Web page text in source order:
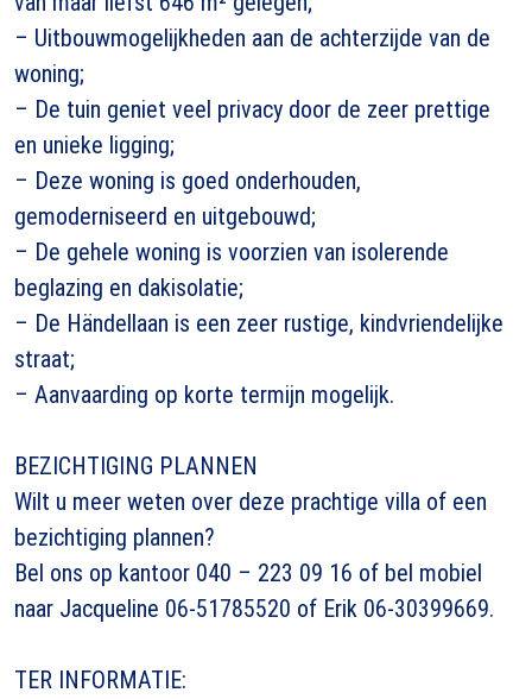
– Uitbouwmogelijkheden aan de achterzijde van de
woning;
– De tuin geniet veel privacy door de zeer prettige
en unieke ligging;
– Deze woning is goed onderhouden,
gemoderniseerd en uitgebouwd;
– De gehele woning is voorzien van isolerende
beglazing en dakisolatie;
– De Händellaan is een zeer rustige, kindvriendelijke
straat;
– Aanvaarding op korte termijn mogelijk.
BEZICHTIGING PLANNEN
Wilt u meer weten over deze prachtige villa of een
bezichtiging plannen?
Bel ons op kantoor 040 – 223 09 16 of bel mobiel
naar Jacqueline 06-51785520 of Erik 06-30399669.
TER INFORMATIE: